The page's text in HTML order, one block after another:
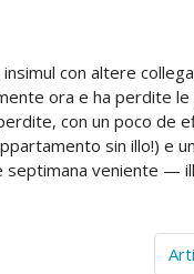
con altere
ora e ha perdite
con un poco de
sin illo!) e
septimana veniente —